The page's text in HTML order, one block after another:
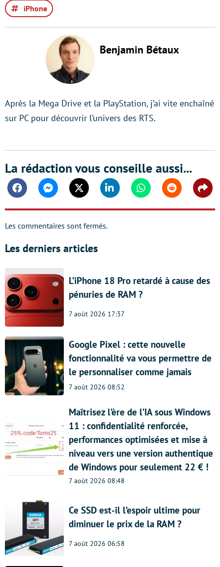
iPhone
Benjamin Bétaux
Après la Mega Drive et la PlayStation, j’ai vite enchaîné
sur PC pour découvrir l’univers des RTS.
La rédaction vous conseille aussi...
FacebookMessengerTwitter Linkedin WhatsappReddit
Les commentaires sont fermés.
Les derniers articles
L’iPhone 18 Pro retardé à cause des
pénuries de RAM ?
7 août 2026 17:37
Google Pixel : cette nouvelle
fonctionnalité va vous permettre de
le personnaliser comme jamais
7 août 2026 08:52
Maîtrisez l’ère de l’IA sous Windows
11 : confidentialité renforcée,
performances optimisées et mise à
niveau vers une version authentique
de Windows pour seulement 22 € !
7 août 2026 08:48
Ce SSD est-il l’espoir ultime pour
diminuer le prix de la RAM ?
7 août 2026 06:58